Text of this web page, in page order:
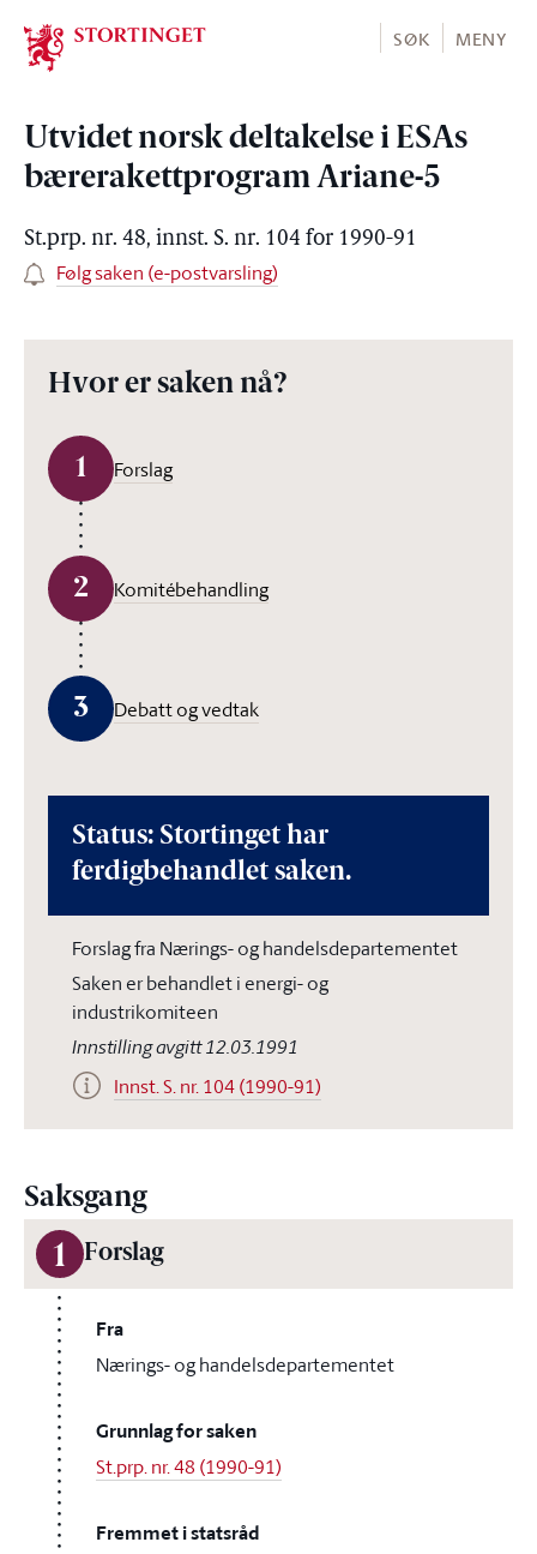
Stortinget.no
SØK MENY
Utvidet norsk deltakelse i ESAs
bærerakettprogram Ariane-5
St.prp. nr. 48, innst. S. nr. 104 for 1990-91
Følg saken (e-postvarsling)
Hvor er saken nå?
1 Forslag
2 Komitébehandling
3 Debatt og vedtak
Status: Stortinget har
ferdigbehandlet saken.
Forslag fra Nærings- og handelsdepartementet
Saken er behandlet i energi- og
industrikomiteen
Innstilling avgitt 12.03.1991
Innst. S. nr. 104 (1990-91)
Saksgang
1 Forslag
Fra
Nærings- og handelsdepartementet
Grunnlag for saken
St.prp. nr. 48 (1990-91)
Fremmet i statsråd